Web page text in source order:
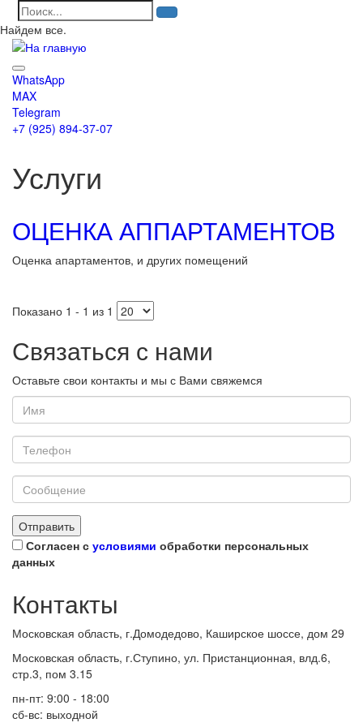
Найдем все.
WhatsApp
MAX
Telegram
+7 (925) 894-37-07
Услуги
ОЦЕНКА АППАРТАМЕНТОВ
Оценка апартаментов, и других помещений
Показано 1 - 1 из 1
Связаться с нами
Оставьте свои контакты и мы с Вами свяжемся
Согласен с условиями обработки персональных
данных
Контакты
Московская область, г.Домодедово, Каширское шоссе, дом 29
Московская область, г.Ступино, ул. Пристанционная, влд.6,
стр.3, пом 3.15
пн-пт: 9:00 - 18:00
сб-вс: выходной